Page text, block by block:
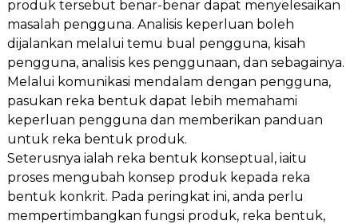
produk tersebut benar-benar dapat menyelesaikan
masalah pengguna. Analisis keperluan boleh
dijalankan melalui temu bual pengguna, kisah
pengguna, analisis kes penggunaan, dan sebagainya.
Melalui komunikasi mendalam dengan pengguna,
pasukan reka bentuk dapat lebih memahami
keperluan pengguna dan memberikan panduan
untuk reka bentuk produk.
Seterusnya ialah reka bentuk konseptual, iaitu
proses mengubah konsep produk kepada reka
bentuk konkrit. Pada peringkat ini, anda perlu
mempertimbangkan fungsi produk, reka bentuk,